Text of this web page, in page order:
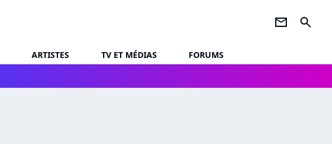
newsletter search
ARTISTES TV ET MÉDIAS
FORUMS